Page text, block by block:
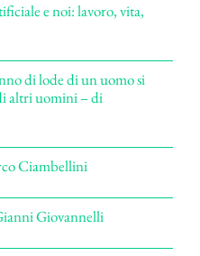
e noi: lavoro, vita,
di lode di un uomo si
altri uomini – di
Ciambellini
Giovannelli